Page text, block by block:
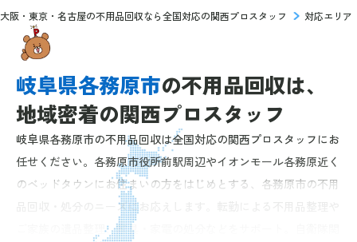
大阪・東京・名古屋の不用品回収なら全国対応の関西プロスタッフ 対応エリア
岐阜県各務原市の不用品回収は、
地域密着の関西プロスタッフ
岐阜県各務原市の不用品回収は全国対応の関西プロスタッフにお
任せください。各務原市役所前駅周辺やイオンモール各務原近く
のベッドタウンにお住まいの方をはじめとする、各務原市の不用
品回収・処分のニーズにお応えします。転勤による不用品整理や
ご家族の遺品整理、家具・家電の処分などをサポート。自衛隊関